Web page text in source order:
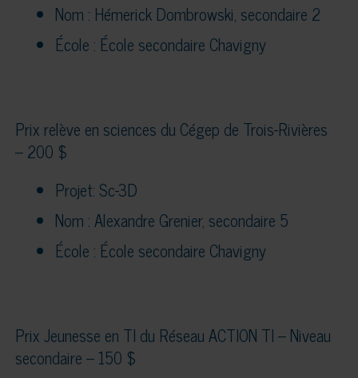
Nom : Hémerick Dombrowski, secondaire 2
École : École secondaire Chavigny
Prix relève en sciences du Cégep de Trois-Rivières
– 200 $
Projet: Sc-3D
Nom : Alexandre Grenier, secondaire 5
École : École secondaire Chavigny
Prix Jeunesse en TI du Réseau ACTION TI – Niveau
secondaire – 150 $